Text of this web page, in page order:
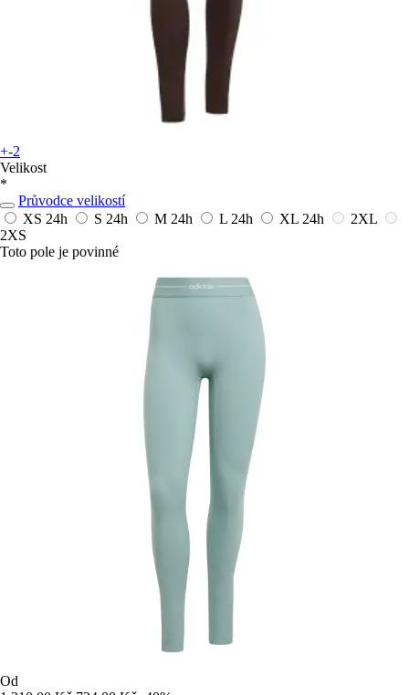
+-2
Velikost
*
Průvodce velikostí
XS 24h S 24h M 24h L 24h XL 24h
2XL
2XS
Toto pole je povinné
Od